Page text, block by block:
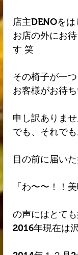
店主DENOを
お店の外にお
す 笑
その椅子が一
お客様がお待
申し訳ありま
でも、それで
目の前に届い
「わ〜〜！！
の声にはとて
2016年現在は